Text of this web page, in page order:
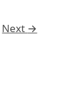
Next →